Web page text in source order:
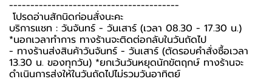
----------------------------------------
️ โปรดอ่านสักนิดก่อนสั่งนะคะ️
บริการแชท : วันจันทร์ - วันเสาร์ (เวลา 08.30 - 17.30 น.)
*นอกเวลาทำการ ทางร้านจะติดต่อกลับในวันถัดไป
- ทางร้านส่งสินค้าวันจันทร์ - วันเสาร์ (ตัดรอบคำสั่งซื้อเวลา
13.30 น. ของทุกวัน) *ยกเว้นวันหยุดนักขัตฤกษ์ ทางร้านจะ
ดำเนินการส่งให้ในวันถัดไปไม่รวมวันอาทิตย์